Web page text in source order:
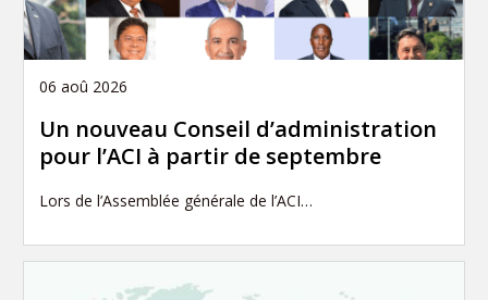
06 aoû 2026
Un nouveau Conseil d’administration
pour l’ACI à partir de septembre
Lors de l’Assemblée générale de l’ACI…